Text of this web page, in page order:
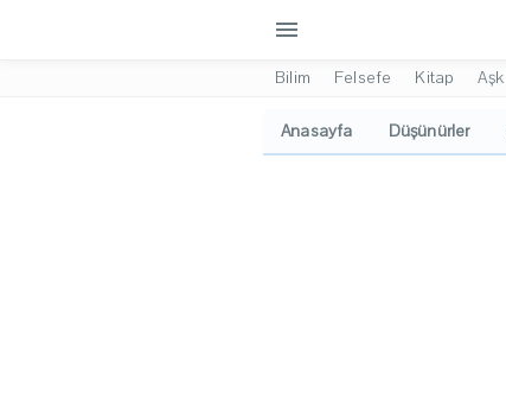
menu
Bilim Felsefe Kitap Aşk
Anasayfa Düşünürler